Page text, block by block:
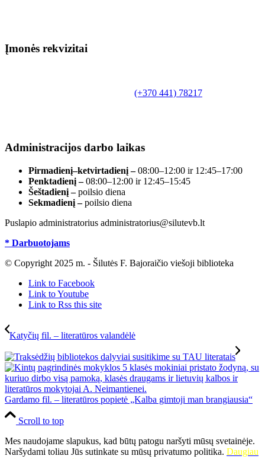
Įmonės rekvizitai
(+370 441) 78217
Administracijos darbo laikas
Pirmadienį–ketvirtadienį –08:00–12:00 ir 12:45–17:00
Penktadienį –08:00–12:00 ir 12:45–15:45
Šeštadienį –poilsio diena
Sekmadienį –poilsio diena
Puslapio administratorius administratorius@silutevb.lt
* Darbuotojams
© Copyright 2025 m. - Šilutės F. Bajoraičio viešoji biblioteka
Link to Facebook
Link to Youtube
Link to Rss this site
Katyčių fil. – literatūros valandėlė
Gardamo fil. – literatūros popietė „Kalba gimtoji man brangiausia“
Scroll to top
Mes naudojame slapukus, kad būtų patogu naršyti mūsų svetainėje.
Naršydami toliau Jūs sutinkate su mūsų privatumo politika. Daugiau